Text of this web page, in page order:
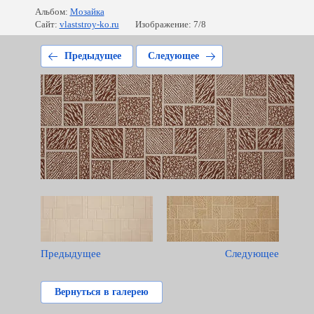
Альбом: Мозайка
Сайт: vlaststroy-ko.ru Изображение: 7/8
Предыдущее Следующее
Предыдущее Следующее
Вернуться в галерею